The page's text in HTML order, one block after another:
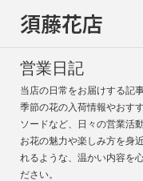
須藤花店
営業日記
当店の日常をお届けする記事
季節の花の入荷情報やおす
ソードなど、日々の営業活
お花の魅力や楽しみ方を身
れるような、温かい内容を
ださい。